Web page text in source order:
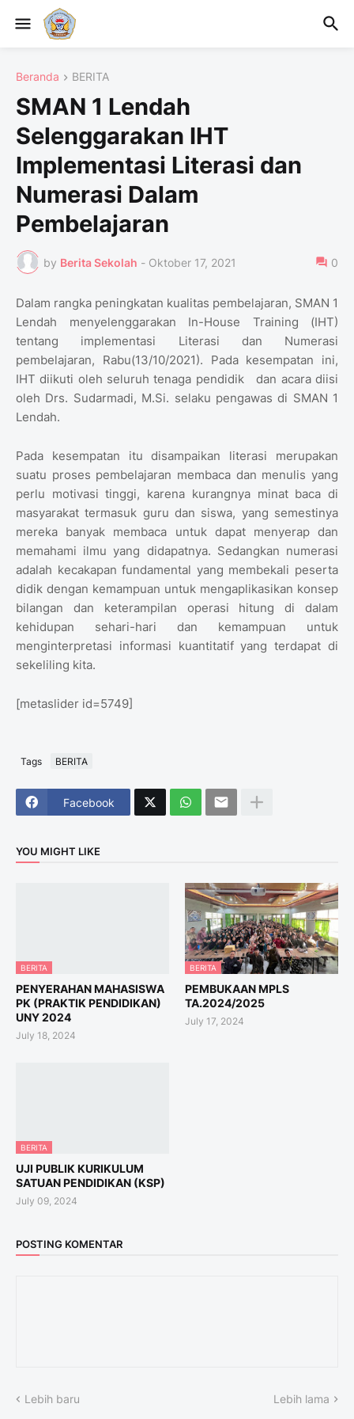
Beranda BERITA
SMAN 1 Lendah
Selenggarakan IHT
Implementasi Literasi dan
Numerasi Dalam
Pembelajaran
by Berita Sekolah - Oktober 17, 2021 0
Dalam rangka peningkatan kualitas pembelajaran, SMAN 1
Lendah menyelenggarakan In-House Training (IHT)
tentang implementasi Literasi dan Numerasi
pembelajaran, Rabu(13/10/2021). Pada kesempatan ini,
IHT diikuti oleh seluruh tenaga pendidik dan acara diisi
oleh Drs. Sudarmadi, M.Si. selaku pengawas di SMAN 1
Lendah.
Pada kesempatan itu disampaikan literasi merupakan
suatu proses pembelajaran membaca dan menulis yang
perlu motivasi tinggi, karena kurangnya minat baca di
masyarakat termasuk guru dan siswa, yang semestinya
mereka banyak membaca untuk dapat menyerap dan
memahami ilmu yang didapatnya. Sedangkan numerasi
adalah kecakapan fundamental yang membekali peserta
didik dengan kemampuan untuk mengaplikasikan konsep
bilangan dan keterampilan operasi hitung di dalam
kehidupan sehari-hari dan kemampuan untuk
menginterpretasi informasi kuantitatif yang terdapat di
sekeliling kita.
[metaslider id=5749]
Tags BERITA
Facebook
YOU MIGHT LIKE
BERITA
PENYERAHAN MAHASISWA
PK (PRAKTIK PENDIDIKAN)
UNY 2024
July 18, 2024
BERITA
PEMBUKAAN MPLS
TA.2024/2025
July 17, 2024
BERITA
UJI PUBLIK KURIKULUM
SATUAN PENDIDIKAN (KSP)
July 09, 2024
POSTING KOMENTAR
Lebih baru Lebih lama